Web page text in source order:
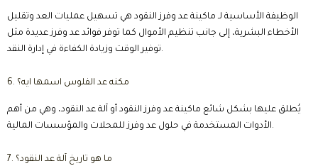
الوظيفة الأساسية لـ ماكينة عد وفرز النقود هي تسهيل عمليات العد وتقليل
الأخطاء البشرية، إلى جانب تنظيم الأموال كما توفر فوائد عد وفرز عديدة مثل
توفير الوقت وزيادة الكفاءة في إدارة النقد.
6. مكنه عد الفلوس اسمها ايه؟
يُطلق عليها بشكل شائع ماكينة عد وفرز النقود أو آلة عد النقود، وهي من أهم
الأدوات المستخدمة في حلول عد وفرز للمحلات والمؤسسات المالية.
7. ما هو تاريخ آلة عد النقود؟